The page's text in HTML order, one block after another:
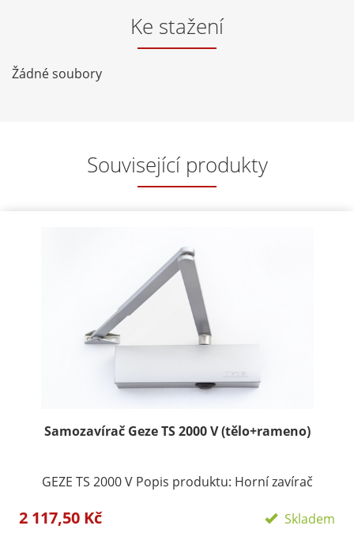
Ke stažení
Žádné soubory
Související produkty
Samozavírač Geze TS 2000 V (tělo+rameno)
GEZE TS 2000 V Popis produktu: Horní zavírač
maximální šířce 1250 mm a hmotnosti 100 kg.Montáž
2 117,50 Kč Skladem